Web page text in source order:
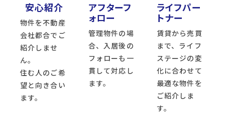
安心紹介
物件を不動産
会社都合でご
紹介しませ
ん。
住む人のご希
望と向き合い
ます。
アフターフ
ォロー
管理物件の場
合、入居後の
フォローも一
貫して対応し
ます。
ライフパー
トナー
賃貸から売買
まで、ライフ
ステージの変
化に合わせて
最適な物件を
ご紹介しま
す。